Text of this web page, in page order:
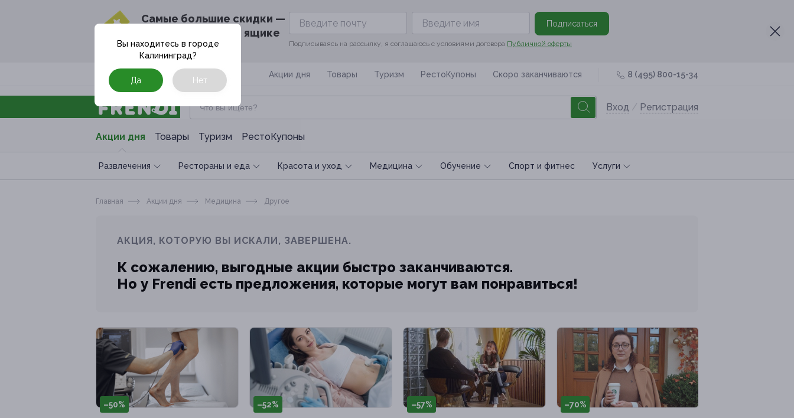
Cамые большие скидки —
в твоём почтовом ящике
Подписаться
Подписываясь на рассылку, я соглашаюсь с условиями договора Публичной оферты
Москва Акции дня Товары Туризм РестоКупоны Скоро заканчиваются 8 (495) 800-15-34
Вход / Регистрация
Акции дня Товары Туризм РестоКупоны
Развлечения Рестораны и еда Красота и уход Медицина Обучение Спoрт и фитнес Услуги
Вы находитесь в городе
Калининград?
Да Нет
Главная Акции дня Медицина Другое
АКЦИЯ, КОТОРУЮ ВЫ ИСКАЛИ, ЗАВЕРШЕНА.
К сожалению, выгодные акции быстро заканчиваются.
Но у Frendi есть предложения, которые могут вам понравиться!
–50%
–52%
–57%
–70%